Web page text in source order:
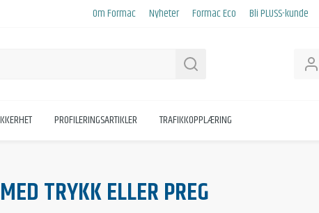
Om Formac Nyheter Formac Eco Bli PLUSS-kunde
PROFILERINGSARTIKLER TRAFIKKOPPLÆRING
TRYKK ELLER PREG